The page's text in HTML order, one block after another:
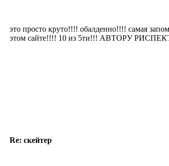
это просто круто!!!! обалденно!!!! самая
этом сайте!!!! 10 из 5ти!!! АВТОРУ
Re: скейтер